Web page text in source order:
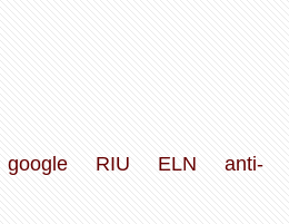
google RIU ELN
anti-